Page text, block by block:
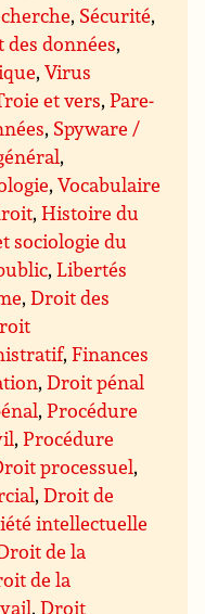
, Sécurité,
données,
,Virus
et vers,Pare-
, Spyware /
,
,Vocabulaire
,Histoire du
sociologie du
,Libertés
,Droit des
,Finances
,Droit pénal
,Procédure
,Procédure
processuel,
,Droit de
intellectuelle
de la
de la
,Droit